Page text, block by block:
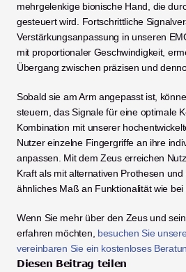
mehrgelenkige bionische Hand, die
gesteuert wird. Fortschrittliche
Verstärkungsanpassung in unseren
mit proportionaler Geschwindigkeit,
Übergang zwischen präzisen und
Sobald sie am Arm angepasst ist,
steuern, das Signale für eine optimale
Kombination mit unserer
Nutzer einzelne Fingergriffe an ihre
anpassen. Mit dem Zeus erreichen
Kraft als mit alternativen Prothesen
ähnliches Maß an Funktionalität wie
Wenn Sie mehr über den Zeus und
erfahren möchten, besuchen Sie
vereinbaren Sie ein kostenloses
Diesen Beitrag teilen